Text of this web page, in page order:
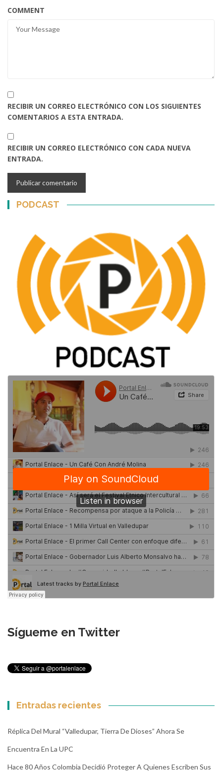
COMMENT
RECIBIR UN CORREO ELECTRÓNICO CON LOS SIGUIENTES
COMENTARIOS A ESTA ENTRADA.
RECIBIR UN CORREO ELECTRÓNICO CON CADA NUEVA
ENTRADA.
PODCAST
Sígueme en Twitter
Entradas recientes
Réplica Del Mural “Valledupar, Tierra De Dioses” Ahora Se
Encuentra En La UPC
Hace 80 Años Colombia Decidió Proteger A Quienes Escriben Sus